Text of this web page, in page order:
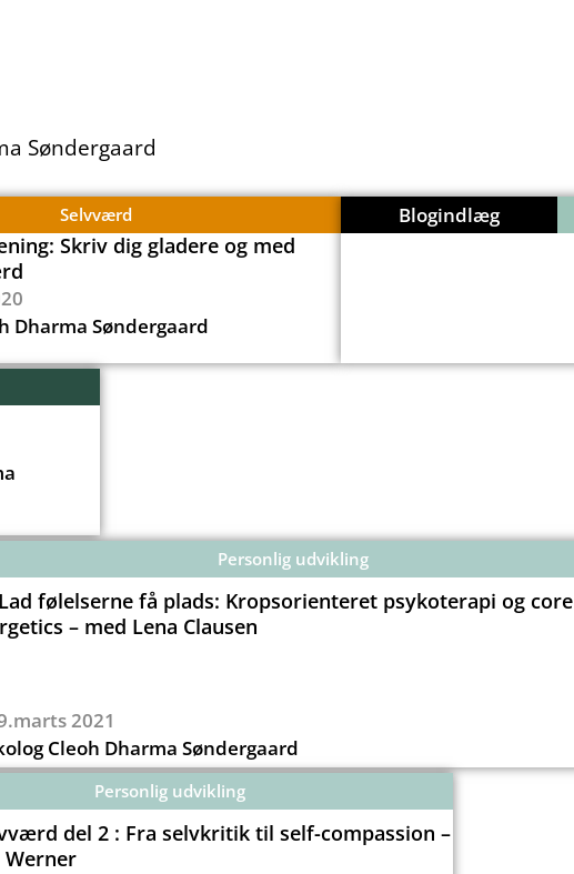
Søndergaard
Selvværd
Skriv dig gladere og med
Dharma Søndergaard
Blogindlæg
Personlig udvikling
følelserne få plads: Kropsorienteret psykoterapi og core
– med Lena Clausen
2021
Cleoh Dharma Søndergaard
Personlig udvikling
del 2 : Fra selvkritik til self-compassion –
Werner